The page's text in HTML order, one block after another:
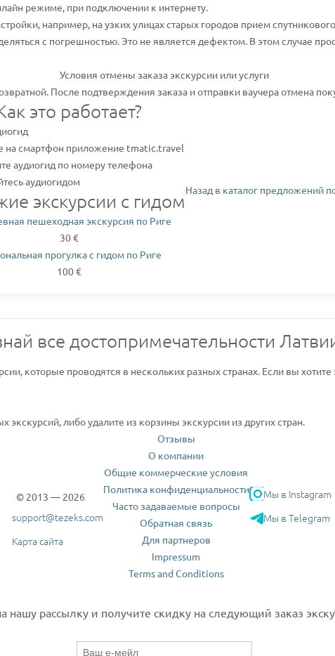
режиме, при подключении к интернету.
например, на узких улицах старых городов прием
с погрешностью. Это не является дефектом. В этом случае
Условия отмены заказа экскурсии или услуги
После подтверждения заказа и отправки ваучера отмена
это работает?
на смартфон приложение tmatic.travel
аудиогид по номеру телефона
аудиогидом
экскурсии с гидом
пешеходная экскурсия по Риге
30 €
прогулка с гидом по Риге
100 €
Назад в каталог предложений
все достопримечательности
которые проводятся в нескольких разных странах. Если вы
либо удалите из корзины экскурсии из других стран.
© 2013 — 2026
support@tezeks.com
Карта сайта
Отзывы
О компании
Общие коммерческие условия
Политика конфиденциальности
Часто задаваемые вопросы
Обратная связь
Для партнеров
Impressum
Terms and Conditions
Мы в Instagram
Мы в Telegram
нашу рассылку и получите скидку на следующий заказ